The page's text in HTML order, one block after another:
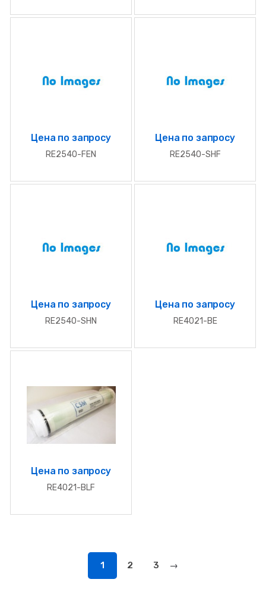
Цена по запросу
RE2540-FEN
Цена по запросу
RE2540-SHF
Цена по запросу
RE2540-SHN
Цена по запросу
RE4021-BE
Цена по запросу
RE4021-BLF
1 2 3 →